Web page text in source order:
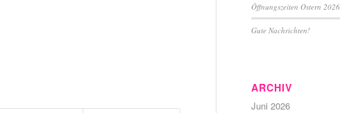
Öffnungszeiten Ostern 2026
Gute Nachrichten!
ARCHIV
Juni 2026